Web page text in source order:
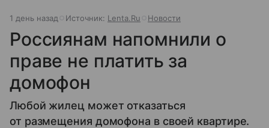
1 день назад Источник: Lenta.Ru Новости
Россиянам напомнили о
праве не платить за
домофон
Любой жилец может отказаться
от размещения домофона в своей квартире.